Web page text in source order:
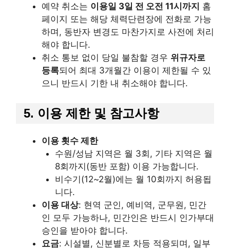
예약 취소는 이용일 3일 전 오전 11시까지 홈
페이지 또는 해당 체력단련장에 전화로 가능
하며, 동반자 변경도 마찬가지로 사전에 처리
해야 합니다.
취소 통보 없이 당일 불참할 경우 위규자로
등록되어 최대 3개월간 이용이 제한될 수 있
으니 반드시 기한 내 취소해야 합니다.
5. 이용 제한 및 참고사항
이용 횟수 제한
수원/성남 지역은 월 3회, 기타 지역은 월
8회까지(동반 포함) 이용 가능합니다.
비수기(12~2월)에는 월 10회까지 허용됩
니다.
이용 대상: 현역 군인, 예비역, 군무원, 민간
인 모두 가능하나, 민간인은 반드시 인가부대
승인을 받아야 합니다.
요금: 시설별, 신분별로 차등 적용되며, 일부